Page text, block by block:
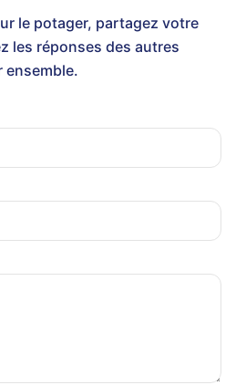
le potager, partagez votre
les réponses des autres
ensemble.